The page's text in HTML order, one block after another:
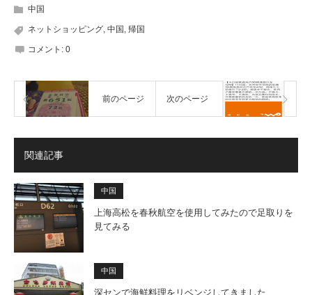
中国
ネットショッピング, 中国 , 帰国
コメント: 0
前のページ 次のページ
関連記事
中国
上海高松を春秋航空を使用してみたので足取りを
見てみる
中国
深センで海鮮料理をリベンジしてきました